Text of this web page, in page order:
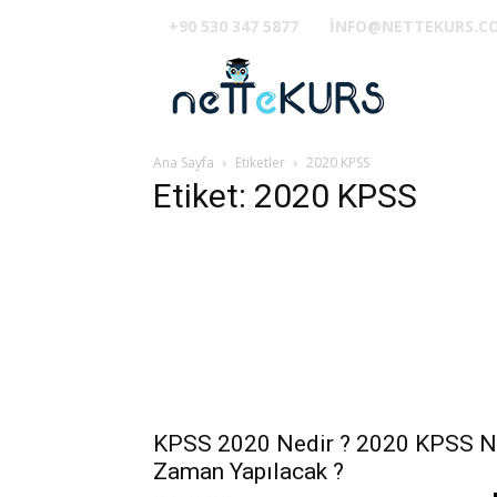
+90 530 347 5877
Ana Sayfa Etiketler 2020 KPSS
Etiket: 2020 KPSS
KPSS 2020 Nedir ? 2020 KPSS
Zaman Yapılacak ?